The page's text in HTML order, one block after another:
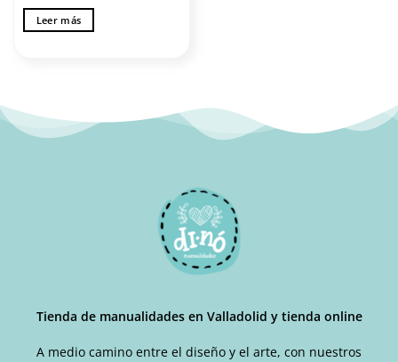
Leer más
Tienda de manualidades en Valladolid y tienda online
A medio camino entre el diseño y el arte, con nuestros